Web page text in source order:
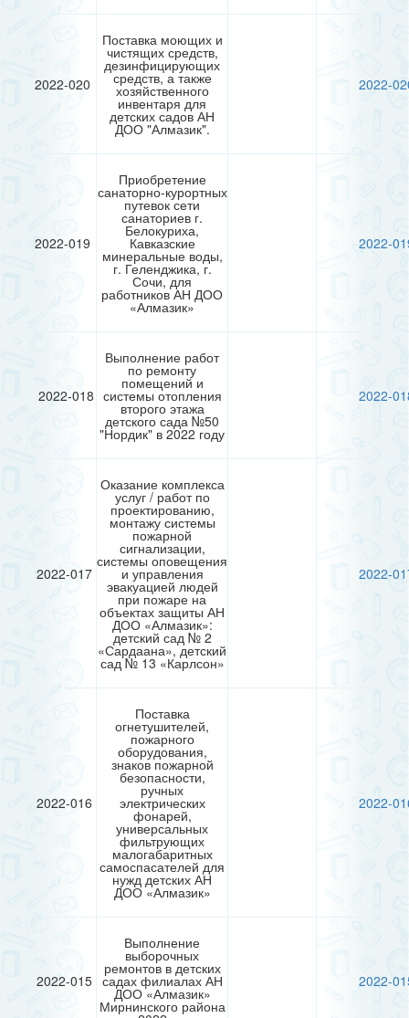
2022-020
Поставка моющих и
чистящих средств,
дезинфицирующих
средств, а также
хозяйственного
инвентаря для
детских садов АН
ДОО "Алмазик".
2022-
2022-019
Приобретение
санаторно-курортных
путевок сети
санаториев г.
Белокуриха,
Кавказские
минеральные воды,
г. Геленджика, г.
Сочи, для
работников АН ДОО
«Алмазик»
2022-
2022-018
Выполнение работ
по ремонту
помещений и
системы отопления
второго этажа
детского сада №50
"Нордик" в 2022 году
2022-
2022-017
Оказание комплекса
услуг / работ по
проектированию,
монтажу системы
пожарной
сигнализации,
системы оповещения
и управления
эвакуацией людей
при пожаре на
объектах защиты АН
ДОО «Алмазик»:
детский сад № 2
«Сардаана», детский
сад № 13 «Карлсон»
2022-
2022-016
Поставка
огнетушителей,
пожарного
оборудования,
знаков пожарной
безопасности,
ручных
электрических
фонарей,
универсальных
фильтрующих
малогабаритных
самоспасателей для
нужд детских АН
ДОО «Алмазик»
2022-
2022-015
Выполнение
выборочных
ремонтов в детских
садах филиалах АН
ДОО «Алмазик»
Мирнинского района
2022-